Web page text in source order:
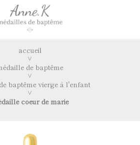
accueil
de baptême
baptême vierge à l'enfant
coeur de marie